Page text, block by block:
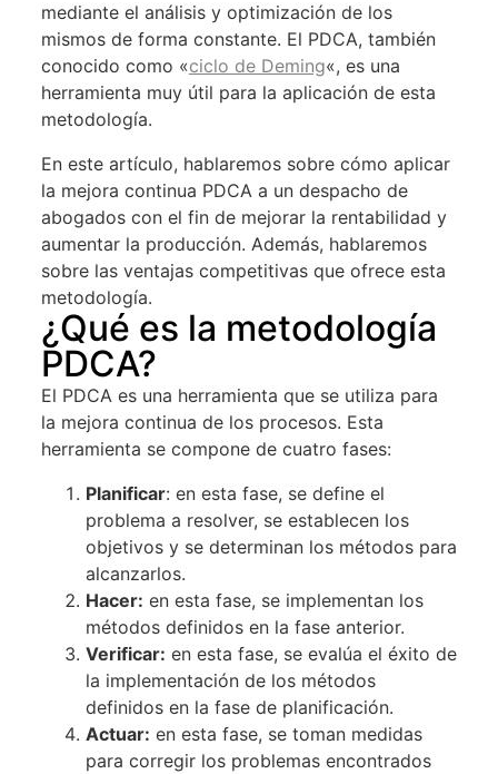
mediante el análisis y optimización de los
mismos de forma constante. El PDCA, también
conocido como «ciclo de Deming«, es una
herramienta muy útil para la aplicación de esta
metodología.
En este artículo, hablaremos sobre cómo aplicar
la mejora continua PDCA a un despacho de
abogados con el fin de mejorar la rentabilidad y
aumentar la producción. Además, hablaremos
sobre las ventajas competitivas que ofrece esta
metodología.
¿Qué es la metodología
PDCA?
El PDCA es una herramienta que se utiliza para
la mejora continua de los procesos. Esta
herramienta se compone de cuatro fases:
Planificar: en esta fase, se define el
problema a resolver, se establecen los
objetivos y se determinan los métodos para
alcanzarlos.
Hacer: en esta fase, se implementan los
métodos definidos en la fase anterior.
Verificar: en esta fase, se evalúa el éxito de
la implementación de los métodos
definidos en la fase de planificación.
Actuar: en esta fase, se toman medidas
para corregir los problemas encontrados